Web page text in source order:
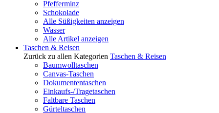
Pfefferminz
Schokolade
Alle Süßigkeiten anzeigen
Wasser
Alle Artikel anzeigen
Taschen & Reisen
Zurück zu allen Kategorien Taschen & Reisen
Baumwolltaschen
Canvas-Taschen
Dokumententaschen
Einkaufs-/Tragetaschen
Faltbare Taschen
Gürteltaschen